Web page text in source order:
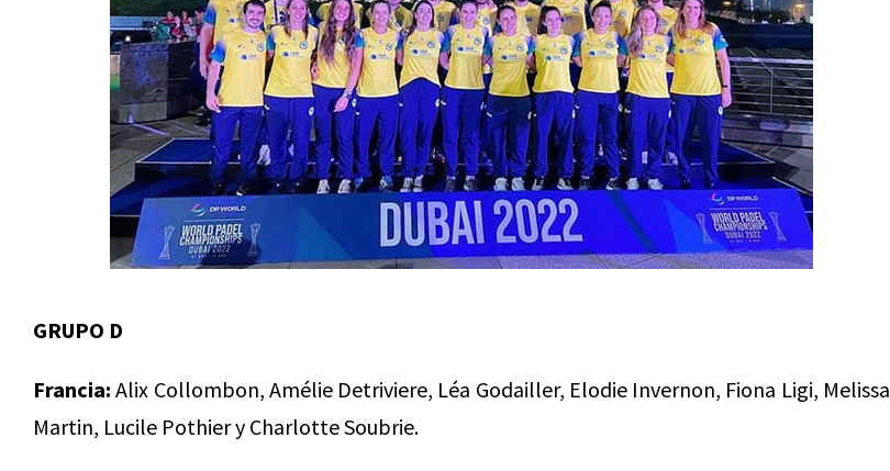
GRUPO D
Francia: Alix Collombon, Amélie Detriviere, Léa Godailler, Elodie Invernon, Fiona Ligi, Melissa
Martin, Lucile Pothier y Charlotte Soubrie.